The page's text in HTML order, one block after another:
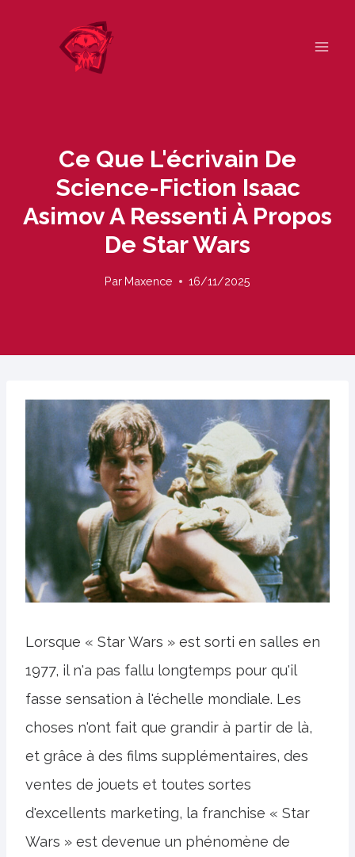
Ce Que L'écrivain De
Science-Fiction Isaac
Asimov A Ressenti À Propos
De Star Wars
Par Maxence 16/11/2025
Lorsque « Star Wars » est sorti en salles en
1977, il n'a pas fallu longtemps pour qu'il
fasse sensation à l'échelle mondiale. Les
choses n'ont fait que grandir à partir de là,
et grâce à des films supplémentaires, des
ventes de jouets et toutes sortes
d'excellents marketing, la franchise « Star
Wars » est devenue un phénomène de